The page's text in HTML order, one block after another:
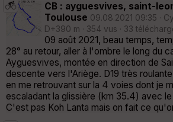
CB : ayguesvives, saint-
Toulouse 09.08.2021 09:35 ·
D+390 m · 354 vus · 33
09 août 2021, beau temps,
28° au retour, aller à l'ombre le long du
Ayguesvives, montée en direction de
descente vers l'Ariège. D19 très
en me retrouvant sur la 4 voies dont je
escaladant la glissière (km 35.4) avec
C'est pas Koh Lanta mais on fait ce